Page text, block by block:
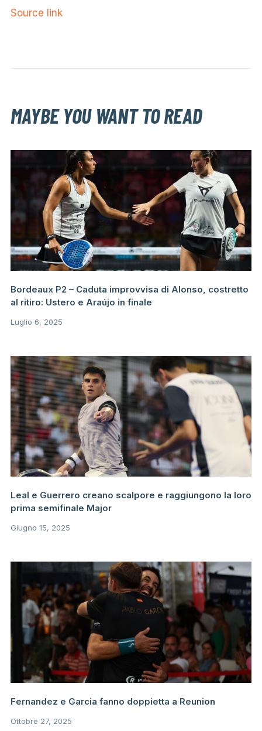
Source link
MAYBE YOU WANT TO READ
Bordeaux P2 – Caduta improvvisa di Alonso, costretto
al ritiro: Ustero e Araújo in finale
Luglio 6, 2025
Leal e Guerrero creano scalpore e raggiungono la loro
prima semifinale Major
Giugno 15, 2025
Fernandez e Garcia fanno doppietta a Reunion
Ottobre 27, 2025